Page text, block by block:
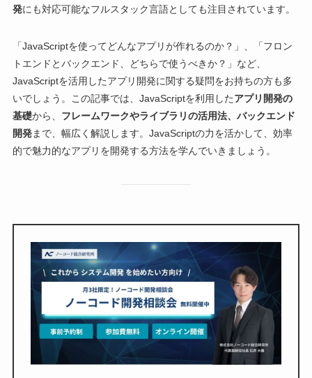
発にも対応可能なフルスタック言語としても注目されています。
「JavaScriptを使ってどんなアプリが作れるのか？」、「フロン
トエンドとバックエンド、どちらで使うべきか？」など、
JavaScriptを活用したアプリ開発に関する疑問をお持ちの方も多
いでしょう。この記事では、JavaScriptを利用したアプリ開発の
基礎から、 フレームワークやライブラリの活用法、バックエンド
開発まで、幅広く解説します。JavaScriptの力を活かして、効率
的で魅力的なアプリを開発する方法を学んでいきましょう。